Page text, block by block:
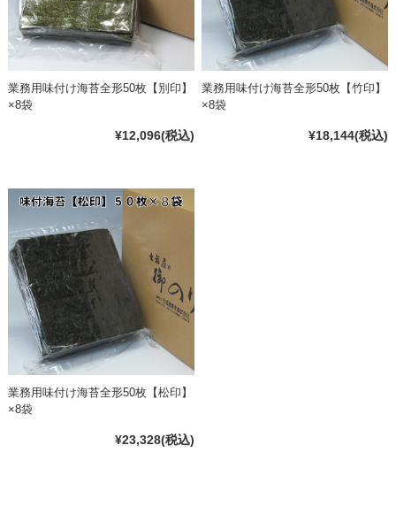
業務用味付け海苔全形50枚【別印】
×8袋
¥12,096(税込)
業務用味付け海苔全形50枚【竹印】
×8袋
¥18,144(税込)
業務用味付け海苔全形50枚【松印】
×8袋
¥23,328(税込)